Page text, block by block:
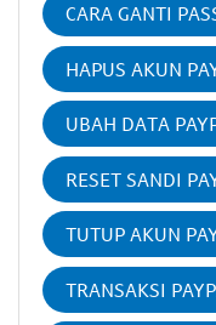
CARA GANTI
HAPUS AKUN
UBAH DATA
RESET SANDI
TUTUP AKUN
TRANSAKSI